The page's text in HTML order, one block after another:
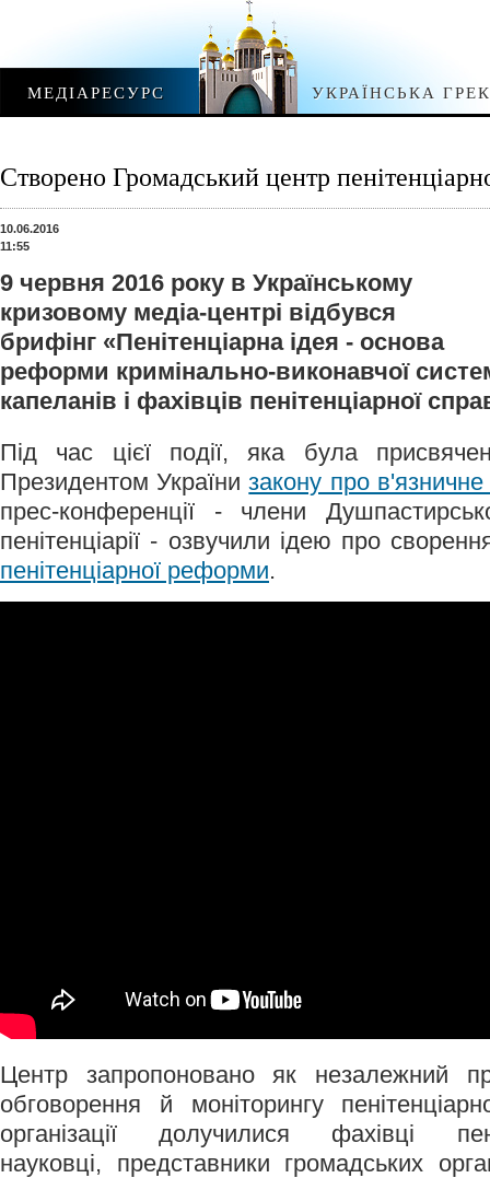
МЕДІАРЕСУРС УКРАЇНСЬКА
Створено Громадський центр
10.06.2016
11:55
9 червня 2016 року в Українському
кризовому медіа-центрі відбувся
брифінг «Пенітенціарна ідея - основа
реформи кримінально-виконавчої
капеланів і фахівців пенітенціарної
Під час цієї події, яка була
Президентом Українизакону про
прес-конференції - члени
пенітенціарії - озвучили ідею про
пенітенціарної реформи.
Центр запропоновано як незалежний
обговорення й моніторингу
організації долучилися фахівці
науковці, представники громадських